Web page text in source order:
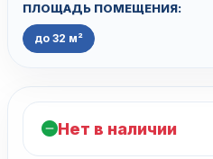
ПЛОЩАДЬ ПОМЕЩЕНИЯ:
до 32 м²
Нет в наличии